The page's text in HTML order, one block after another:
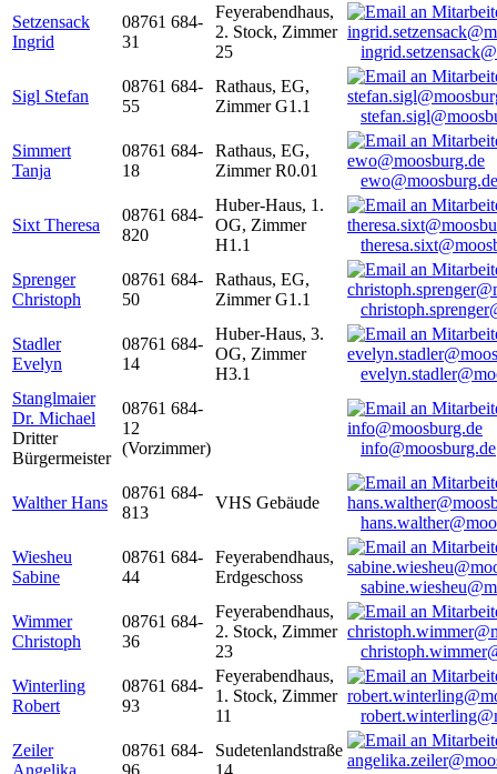
Setzensack
Ingrid
08761 684-
31
Feyerabendhaus,
2. Stock, Zimmer
25
Sigl Stefan
08761 684-
55
Rathaus, EG,
Zimmer G1.1
Simmert
Tanja
08761 684-
18
Rathaus, EG,
Zimmer R0.01
ewo@moosburg.de
Sixt Theresa
08761 684-
820
Huber-Haus, 1.
OG, Zimmer
H1.1
Sprenger
Christoph
08761 684-
50
Rathaus, EG,
Zimmer G1.1
Stadler
Evelyn
08761 684-
14
Huber-Haus, 3.
OG, Zimmer
H3.1
Stanglmaier
Dr. Michael
Dritter
Bürgermeister
08761 684-
12
(Vorzimmer)
info@moosburg.de
Walther Hans
08761 684-
813
VHS Gebäude
Wiesheu
Sabine
08761 684-
44
Feyerabendhaus,
Erdgeschoss
Wimmer
Christoph
08761 684-
36
Feyerabendhaus,
2. Stock, Zimmer
23
Winterling
Robert
08761 684-
93
Feyerabendhaus,
1. Stock, Zimmer
11
Zeiler
Angelika
08761 684-
96
Sudetenlandstraße
14